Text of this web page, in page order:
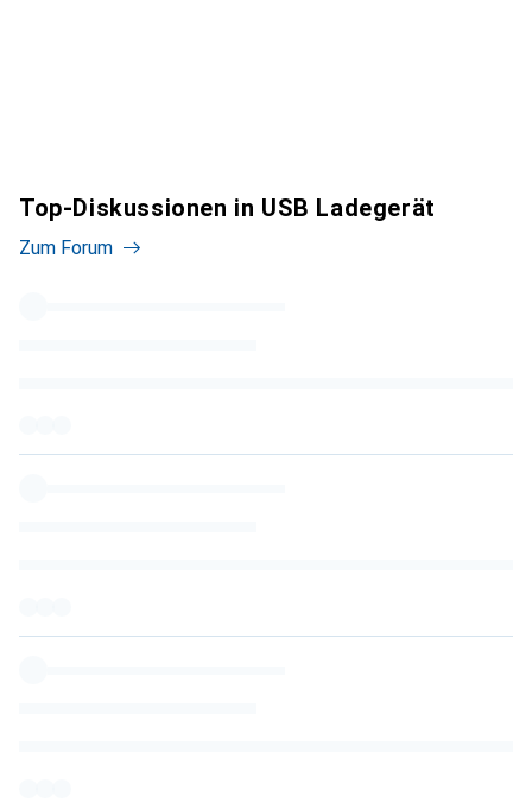
Top-Diskussionen in USB Ladegerät
Zum Forum